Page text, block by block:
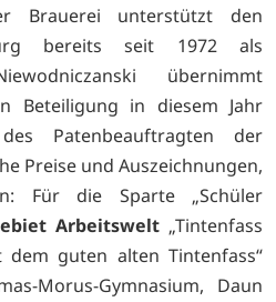
Brauerei unterstützt den
bereits seit 1972 als
übernimmt
Beteiligung in diesem Jahr
Patenbeauftragten der
Preise und Auszeichnungen,
Für die Sparte „Schüler
Arbeitswelt „Tintenfass
guten alten Tintenfass“
Morus-Gymnasium, Daun